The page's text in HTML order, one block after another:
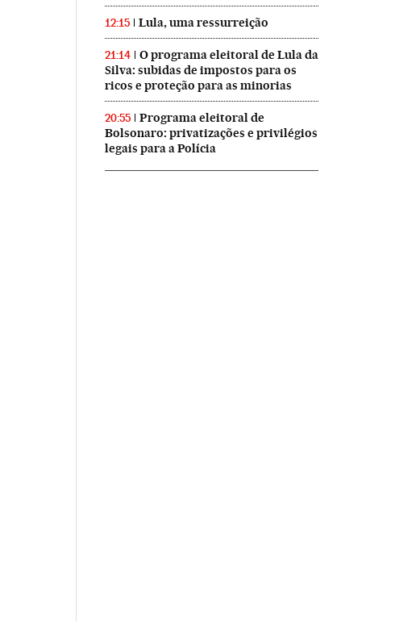
12:15 Lula, uma ressurreição
21:14
O programa eleitoral de Lula da
Silva: subidas de impostos para os
ricos e proteção para as minorias
20:55
Programa eleitoral de
Bolsonaro: privatizações e privilégios
legais para a Polícia